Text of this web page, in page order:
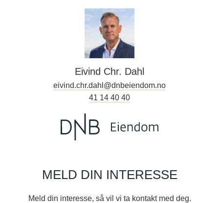
Eivind Chr. Dahl
eivind.chr.dahl@dnbeiendom.no
41 14 40 40
MELD DIN INTERESSE
Meld din interesse, så vil vi ta kontakt med deg.